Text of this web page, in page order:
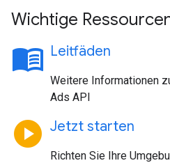
Wichtige
menu_book Leitfäden
Weitere Informationen
Ads API
play_circle Jetzt starten
Richten Sie Ihre